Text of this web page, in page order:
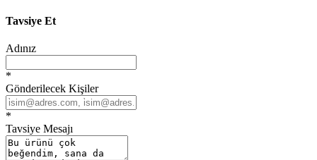
Tavsiye Et
Adınız
*
Gönderilecek Kişiler
*
Tavsiye Mesajı